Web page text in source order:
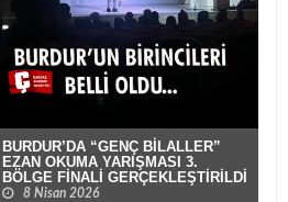
BURDUR’DA “GENÇ BİLALLER”
EZAN OKUMA YARIŞMASI 3.
BÖLGE FİNALİ GERÇEKLEŞTİRİLDİ
8 Nisan 2026